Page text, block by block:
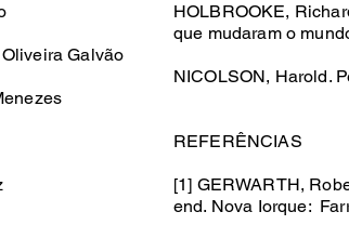
Galvão
HOLBROOKE,
que mudaram o
NICOLSON, Harold.
REFERÊNCIAS
[1] GERWARTH,
end. Nova Iorque: